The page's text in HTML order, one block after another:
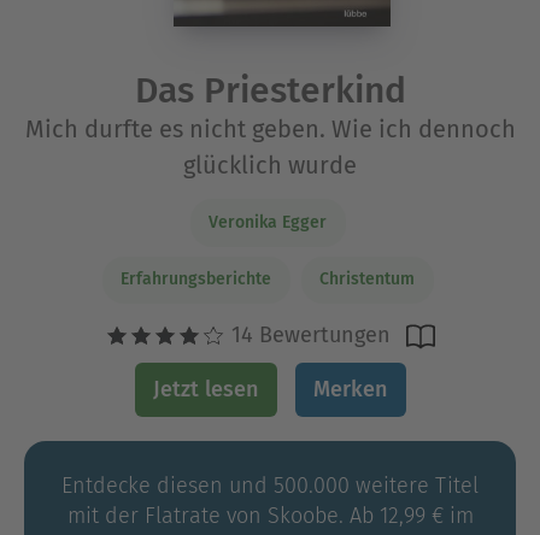
Das Priesterkind
Mich durfte es nicht geben. Wie ich dennoch
glücklich wurde
Veronika Egger
Erfahrungsberichte Christentum
14 Bewertungen
Jetzt lesen Merken
Entdecke diesen und 500.000 weitere Titel
mit der Flatrate von Skoobe. Ab 12,99 € im